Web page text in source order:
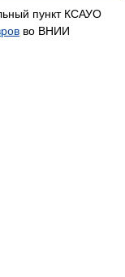
пункт КСАУО
во ВНИИ